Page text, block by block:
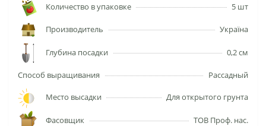
Количество в упаковке 5 шт
Производитель Україна
Глубина посадки 0,2 см
Cпособ выращивания Рассадный
Место высадки Для открытого грунта
Фасовщик ТОВ Проф. нас.